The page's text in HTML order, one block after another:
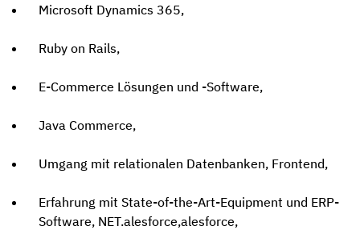
Microsoft Dynamics 365,
Ruby on Rails,
E-Commerce Lösungen und -Software,
Java Commerce,
Umgang mit relationalen Datenbanken, Frontend,
Erfahrung mit State-of-the-Art-Equipment und ERP-
Software, NET.alesforce,alesforce,